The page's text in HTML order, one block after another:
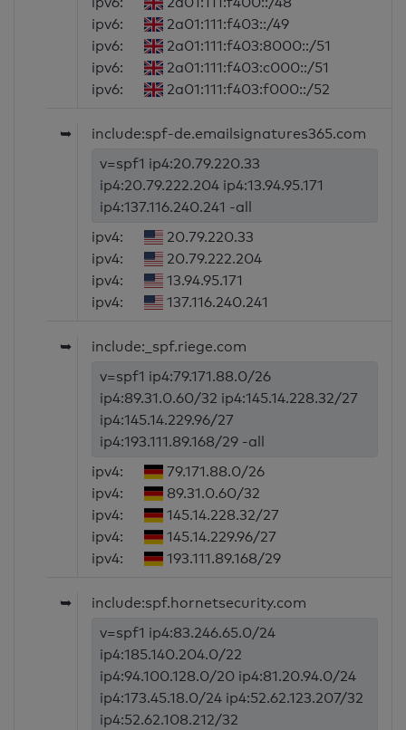
ipv6:
2a01:111:f403::/49
ipv6:
2a01:111:f403:8000::/51
ipv6:
2a01:111:f403:c000::/51
ipv6:
2a01:111:f403:f000::/52
➥
include:spf-de.emailsignatures365.com
v=spf1 ip4:20.79.220.33
ip4:20.79.222.204 ip4:13.94.95.171
ip4:137.116.240.241 -all
ipv4:
20.79.220.33
ipv4:
20.79.222.204
ipv4:
13.94.95.171
ipv4:
137.116.240.241
➥
include:_spf.riege.com
v=spf1 ip4:79.171.88.0/26
ip4:89.31.0.60/32 ip4:145.14.228.32/27
ip4:145.14.229.96/27
ip4:193.111.89.168/29 -all
ipv4:
79.171.88.0/26
ipv4:
89.31.0.60/32
ipv4:
145.14.228.32/27
ipv4:
145.14.229.96/27
ipv4:
193.111.89.168/29
➥
include:spf.hornetsecurity.com
v=spf1 ip4:83.246.65.0/24
ip4:185.140.204.0/22
ip4:94.100.128.0/20 ip4:81.20.94.0/24
ip4:173.45.18.0/24 ip4:52.62.123.207/32
ip4:52.62.108.212/32